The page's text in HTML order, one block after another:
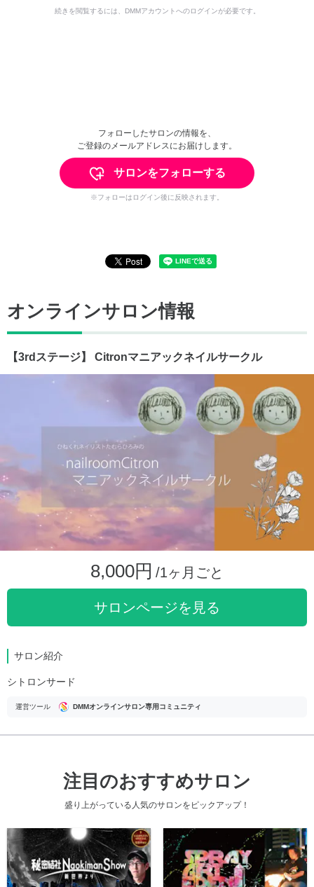
続きを閲覧するには、DMMアカウントへのログインが必要です。
フォローしたサロンの情報を、
ご登録のメールアドレスにお届けします。
サロンをフォローする
※フォローはログイン後に反映されます。
オンラインサロン情報
【3rdステージ】 Citronマニアックネイルサークル
8,000円 /1ヶ月ごと
サロンページを見る
サロン紹介
シトロンサード
運営ツール DMMオンラインサロン専用コミュニティ
注目のおすすめサロン
盛り上がっている人気のサロンをピックアップ！